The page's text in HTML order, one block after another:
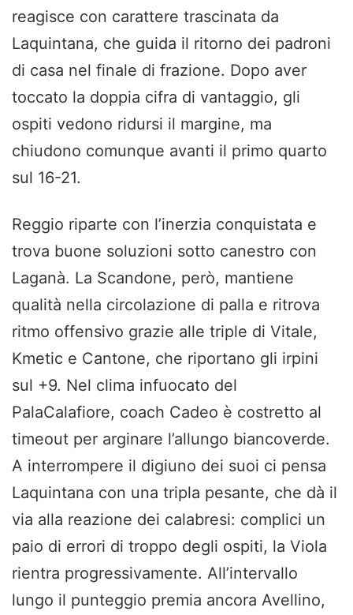
reagisce con carattere trascinata da
Laquintana, che guida il ritorno dei padroni
di casa nel finale di frazione. Dopo aver
toccato la doppia cifra di vantaggio, gli
ospiti vedono ridursi il margine, ma
chiudono comunque avanti il primo quarto
sul 16-21.
Reggio riparte con l’inerzia conquistata e
trova buone soluzioni sotto canestro con
Laganà. La Scandone, però, mantiene
qualità nella circolazione di palla e ritrova
ritmo offensivo grazie alle triple di Vitale,
Kmetic e Cantone, che riportano gli irpini
sul +9. Nel clima infuocato del
PalaCalafiore, coach Cadeo è costretto al
timeout per arginare l’allungo biancoverde.
A interrompere il digiuno dei suoi ci pensa
Laquintana con una tripla pesante, che dà il
via alla reazione dei calabresi: complici un
paio di errori di troppo degli ospiti, la Viola
rientra progressivamente. All’intervallo
lungo il punteggio premia ancora Avellino,